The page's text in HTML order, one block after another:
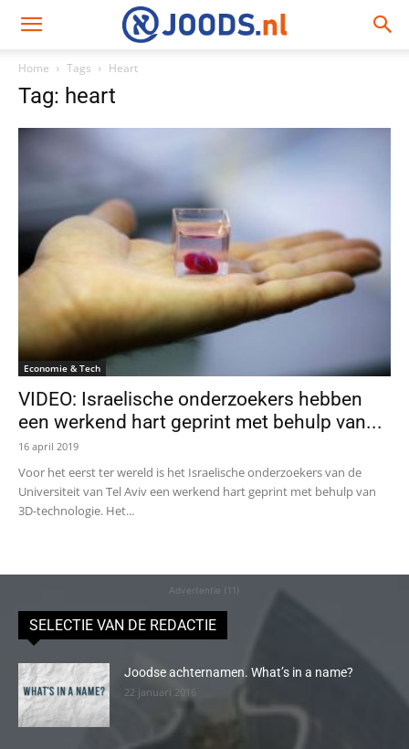
Home Tags Heart
Tag: heart
Economie & Tech
VIDEO: Israelische onderzoekers hebben
een werkend hart geprint met behulp van...
16 april 2019
Voor het eerst ter wereld is het Israelische onderzoekers van de
Universiteit van Tel Aviv een werkend hart geprint met behulp van
3D-technologie. Het...
Advertentie (11)
SELECTIE VAN DE REDACTIE
Joodse achternamen. What’s in a name?
22 januari 2016